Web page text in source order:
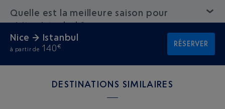
Nice → Istanbul
à partir de 140€ RÉSERVER
Quelle est la meilleure saison pour
visiter Istanbul ?
DESTINATIONS SIMILAIRES